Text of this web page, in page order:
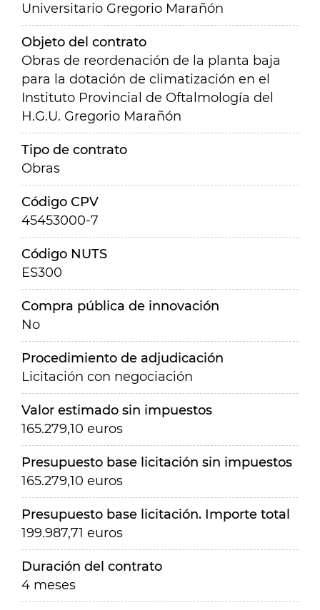
Universitario Gregorio Marañón
Objeto del contrato
Obras de reordenación de la planta baja
para la dotación de climatización en el
Instituto Provincial de Oftalmología del
H.G.U. Gregorio Marañón
Tipo de contrato
Obras
Código CPV
45453000-7
Código NUTS
ES300
Compra pública de innovación
No
Procedimiento de adjudicación
Licitación con negociación
Valor estimado sin impuestos
165.279,10 euros
Presupuesto base licitación sin impuestos
165.279,10 euros
Presupuesto base licitación. Importe total
199.987,71 euros
Duración del contrato
4 meses